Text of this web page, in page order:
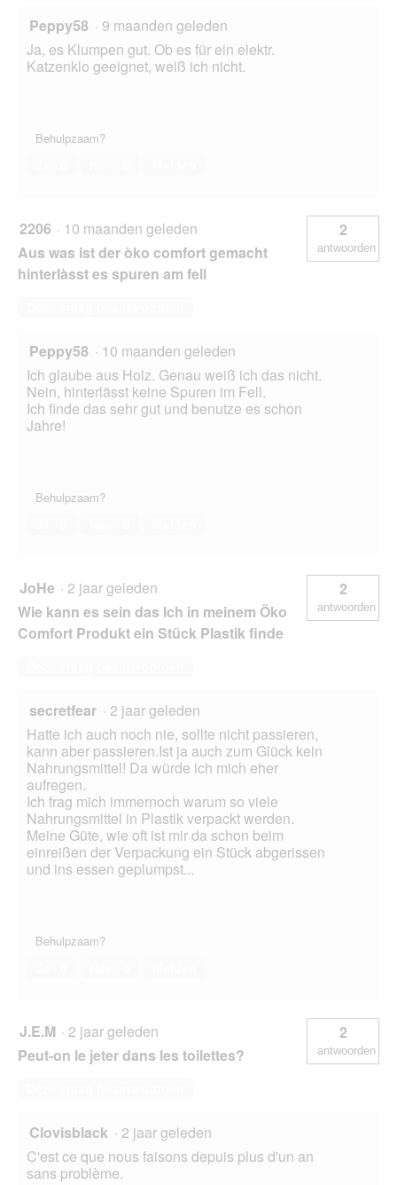
Peppy58 · 9 maanden geleden
Ja, es Klumpen gut. Ob es für ein elektr.
Katzenklo geeignet, weiß ich nicht.
Behulpzaam?
2206 · 10 maanden geleden
Aus was ist der òko comfort gemacht
hinterlàsst es spuren am fell
2
antwoorden
Peppy58 · 10 maanden geleden
Ich glaube aus Holz. Genau weiß ich das nicht.
Nein, hinterlässt keine Spuren im Fell.
Ich finde das sehr gut und benutze es schon
Jahre!
Behulpzaam?
JoHe · 2 jaar geleden
Wie kann es sein das Ich in meinem Öko
Comfort Produkt ein Stück Plastik finde
2
antwoorden
secretfear · 2 jaar geleden
Hatte ich auch noch nie, sollte nicht passieren,
kann aber passieren.Ist ja auch zum Glück kein
Nahrungsmittel! Da würde ich mich eher
aufregen.
Ich frag mich immernoch warum so viele
Nahrungsmittel in Plastik verpackt werden.
Meine Güte, wie oft ist mir da schon beim
einreißen der Verpackung ein Stück abgerissen
und ins essen geplumpst...
Behulpzaam?
J.E.M · 2 jaar geleden
Peut-on le jeter dans les toilettes?
2
antwoorden
Clovisblack · 2 jaar geleden
C'est ce que nous faisons depuis plus d'un an
sans problème.